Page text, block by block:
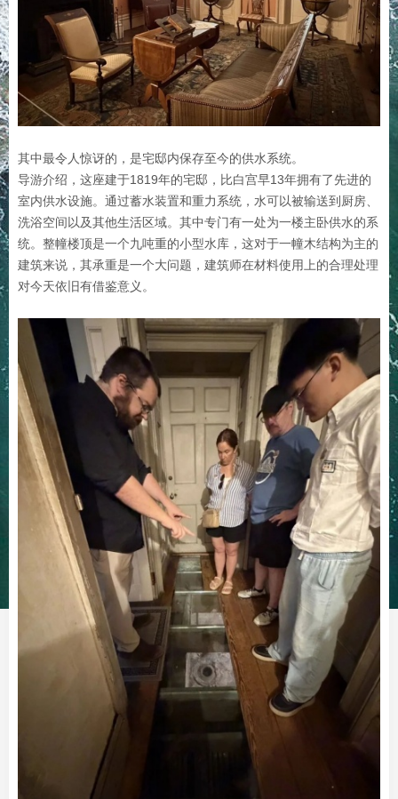
其中最令人惊讶的，是宅邸内保存至今的供水系统。
导游介绍，这座建于1819年的宅邸，比白宫早13年拥有了先进的
室内供水设施。通过蓄水装置和重力系统，水可以被输送到厨房、
洗浴空间以及其他生活区域。其中专门有一处为一楼主卧供水的系
统。整幢楼顶是一个九吨重的小型水库，这对于一幢木结构为主的
建筑来说，其承重是一个大问题，建筑师在材料使用上的合理处理
对今天依旧有借鉴意义。